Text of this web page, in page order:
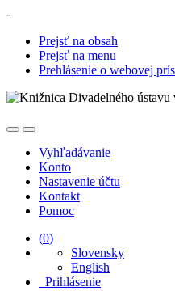
-
Prejsť na obsah
Prejsť na menu
Prehlásenie o webovej
Vyhľadávanie
Konto
Nastavenie účtu
Kontakt
Pomoc
(0)
Slovensky
English
Prihlásenie